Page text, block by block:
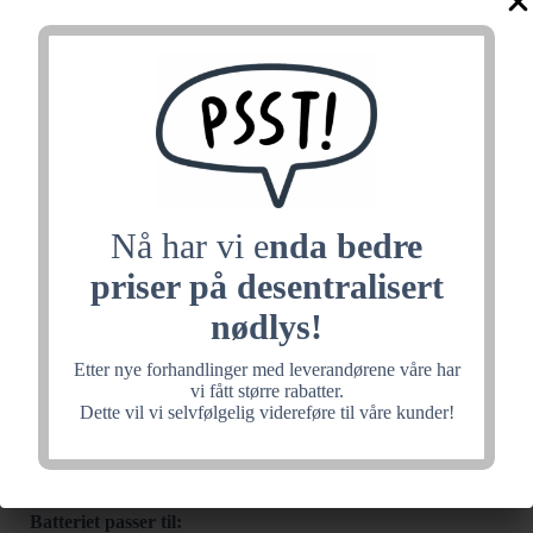
Nå har vi enda bedre
priser på desentralisert
nødlys!
Etter nye forhandlinger med leverandørene våre har
vi fått større rabatter.
Dette vil vi selvfølgelig videreføre til våre kunder!
LiFePO4 battery 6,4V
0,6Ah
Batteriet passer til: